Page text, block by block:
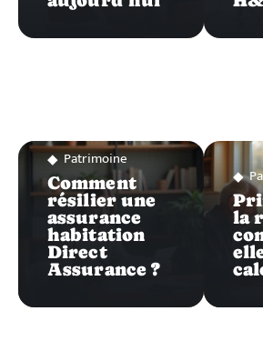
Patrimoine
Comment
résilier une
assurance
habitation
Direct
Assurance ?
la